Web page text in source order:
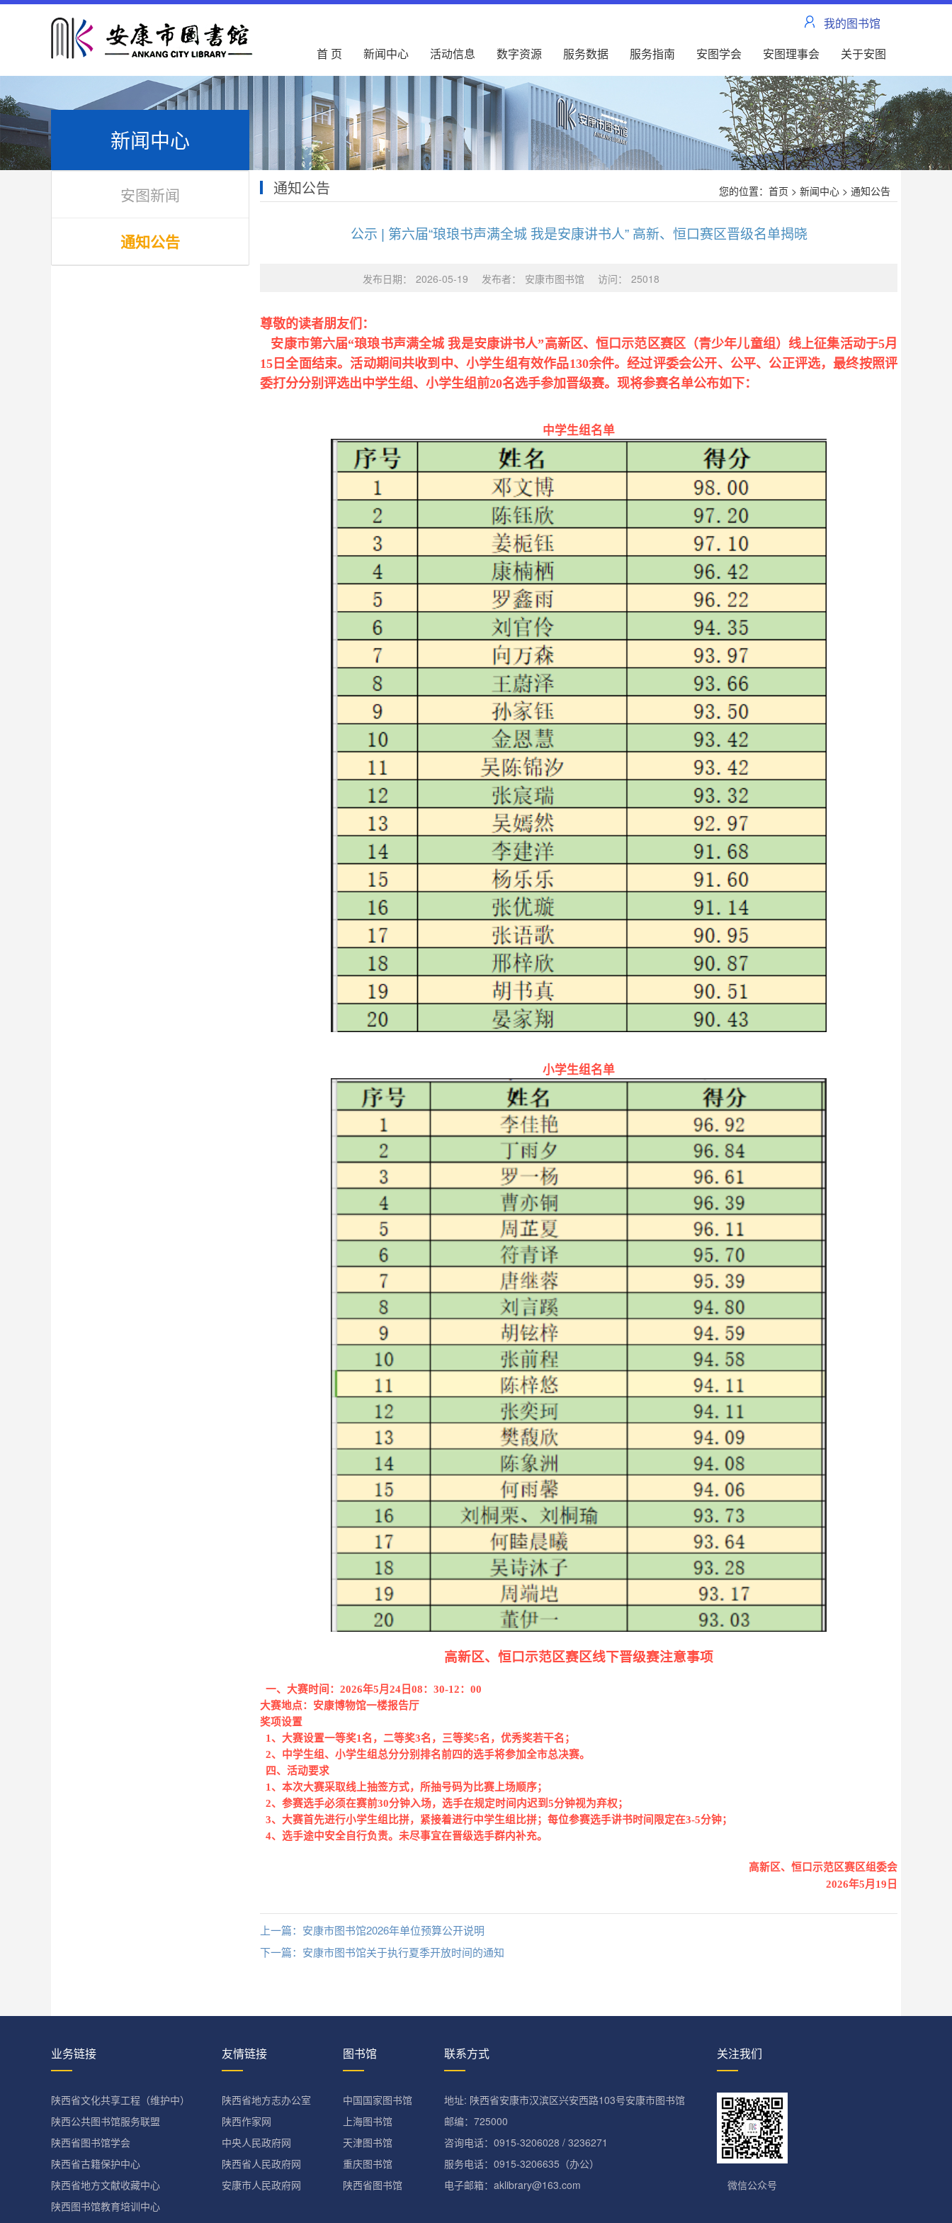
首 页 新闻中心 活动信息 数字资源 服务数据 服务指南 安图学会 安图理事会 关于安图
我的图书馆
新闻中心
安图新闻
通知公告
通知公告 您的位置： 首页 > 新闻中心 > 通知公告
公示 | 第六届“琅琅书声满全城 我是安康讲书人” 高新、恒口赛区晋级名单揭晓
发布日期： 2026-05-19 发布者： 安康市图书馆 访问： 25018
尊敬的读者朋友们：
安康市第六届“琅琅书声满全城 我是安康讲书人”高新区、恒口示范区赛区（青少年儿童组）线上征集活动于5月
15 日全面结束。活动期间共收到中、小学生组有效作品130余件。经过评委会公开、公平、公正评选，最终按照评
委打分分别评选出中学生组、小学生组前20名选手参加晋级赛。现将参赛名单公布如下：
中学生组名单
小学生组名单
高新区、恒口示范区赛区线下晋级赛注意事项
一、大赛时间： 2026年5月24日 08：30-12： 00
大赛地点： 安康博物馆一楼报告厅
奖项设置
1、大赛设置一等奖1名，二等奖3名，三等奖5名，优秀奖若干名；
2、中学生组、小学生组总分分别排名前四的选手将参加全市总决赛。
四、活动要求
1、本次大赛采取线上抽签方式，所抽号码为比赛上场顺序；
2、参赛选手必须在赛前30分钟入场，选手在规定时间内迟到5分钟视为弃权；
3、大赛首先进行小学生组比拼，紧接着进行中学生组比拼；每位参赛选手讲书时间限定在3-5分钟；
4、选手途中安全自行负责。未尽事宜在晋级选手群内补充。
高新区、恒口示范区赛区组委会
2026年5月 19 日
上一篇： 安康市图书馆2026年单位预算公开说明
下一篇： 安康市图书馆关于执行夏季开放时间的通知
业务链接
陕西省文化共享工程（维护中）
陕西公共图书馆服务联盟
陕西省图书馆学会
陕西省古籍保护中心
陕西省地方文献收藏中心
陕西图书馆教育培训中心
友情链接
陕西省地方志办公室
陕西作家网
中央人民政府网
陕西省人民政府网
安康市人民政府网
图书馆
中国国家图书馆
上海图书馆
天津图书馆
重庆图书馆
陕西省图书馆
联系方式
地址: 陕西省安康市汉滨区兴安西路103号安康市图书馆
邮编：725000
咨询电话：0915-3206028 / 3236271
服务电话：0915-3206635（办公）
电子邮箱：aklibrary@163.com
关注我们
微信公众号